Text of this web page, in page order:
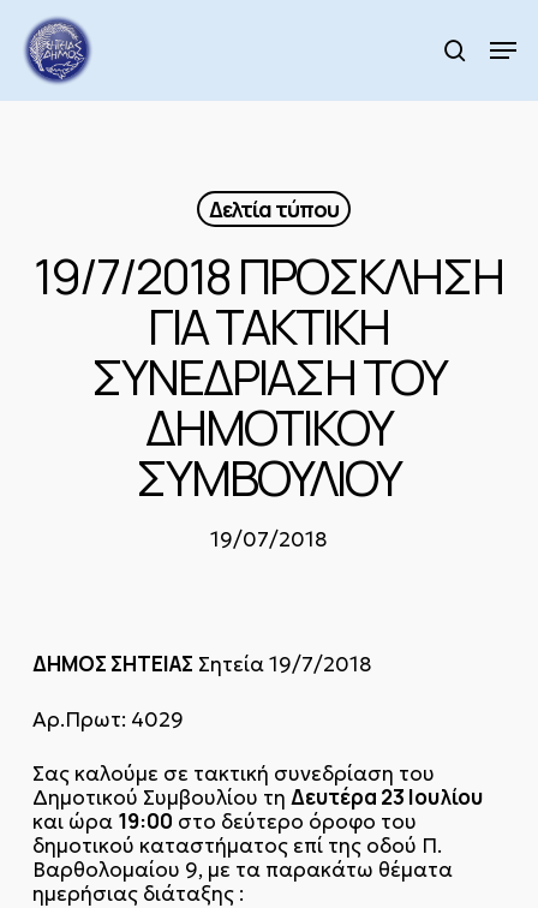
main
content
search
Δελτία τύπου
19/7/2018 ΠΡΟΣΚΛΗΣΗ
ΓΙΑ ΤΑΚΤΙΚΗ
ΣΥΝΕΔΡΙΑΣΗ ΤΟΥ
ΔΗΜΟΤΙΚΟΥ
ΣΥΜΒΟΥΛΙΟΥ
19/07/2018
ΔΗΜΟΣ ΣΗΤΕΙΑΣ Σητεία 19/7/2018
Αρ.Πρωτ: 4029
Σας καλούμε σε τακτική συνεδρίαση του
Δημοτικού Συμβουλίου τη Δευτέρα 23 Ιουλίου
και ώρα 19:00 στο δεύτερο όροφο του
δημοτικού καταστήματος επί της οδού Π.
Βαρθολομαίου 9, με τα παρακάτω θέματα
ημερήσιας διάταξης :
Menu